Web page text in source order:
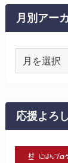
月別アー
カ
イ
ブ
応援よろ